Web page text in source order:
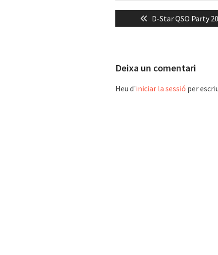
Navegació
d'entradesPrevious
post:
D-Star QSO Party
Deixa un comentari
Heu d'iniciar la sessió per